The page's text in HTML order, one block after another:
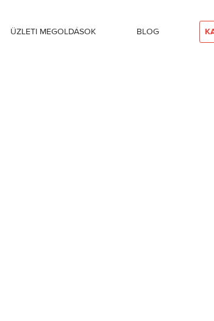
ÜZLETI MEGOLDÁSOK BLOG